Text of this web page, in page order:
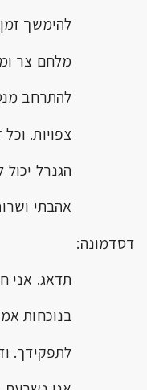
להימשך זמן
מלחם צר ומים
להתרחב
צפויות. וכל
הגנרל יכול
אהבתי
דסדמונה:
תדאג. אני
בנוכחות
לתפקידך.